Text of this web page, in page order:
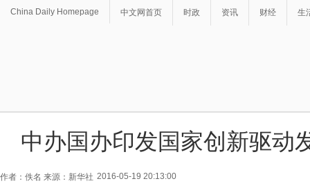
China Daily Homepage 中文网首页 时政 资讯 财经 生
中办国办印发国家创新驱动
作者：佚名 来源：新华社 2016-05-19 20:13:00